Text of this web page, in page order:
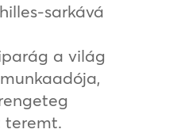
sarkává
a világ
teremt.